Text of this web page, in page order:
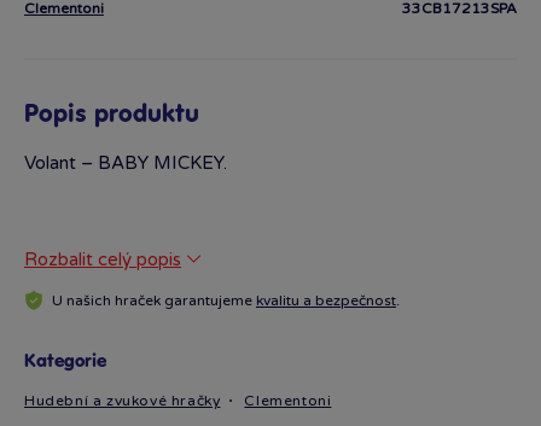
Clementoni
33CB17213SPA
Popis produktu
Volant – BABY MICKEY.
Rozbalit celý popis
U našich hraček garantujeme kvalitu a bezpečnost.
Kategorie
Hudební a zvukové hračky Clementoni